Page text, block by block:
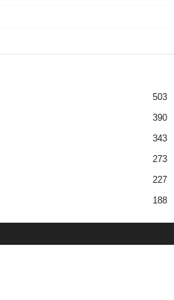
503
390
343
273
227
188